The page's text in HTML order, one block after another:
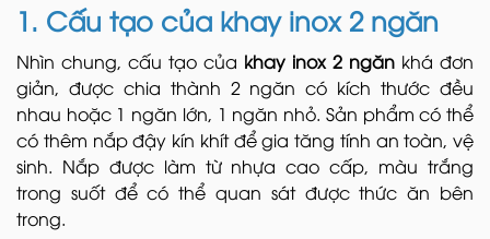
1. Cấu tạo của khay inox 2 ngăn
Nhìn chung, cấu tạo của khay inox 2 ngăn khá đơn
giản, được chia thành 2 ngăn có kích thước đều
nhau hoặc 1 ngăn lớn, 1 ngăn nhỏ. Sản phẩm có thể
có thêm nắp đậy kín khít để gia tăng tính an toàn, vệ
sinh. Nắp được làm từ nhựa cao cấp, màu trắng
trong suốt để có thể quan sát được thức ăn bên
trong.